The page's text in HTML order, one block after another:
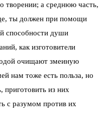
творении; а среднюю часть,
ты должен при помощи
способности души
как изготовители
очищают змеиную
нам тоже есть польза, но
приготовить из них
с разумом против их